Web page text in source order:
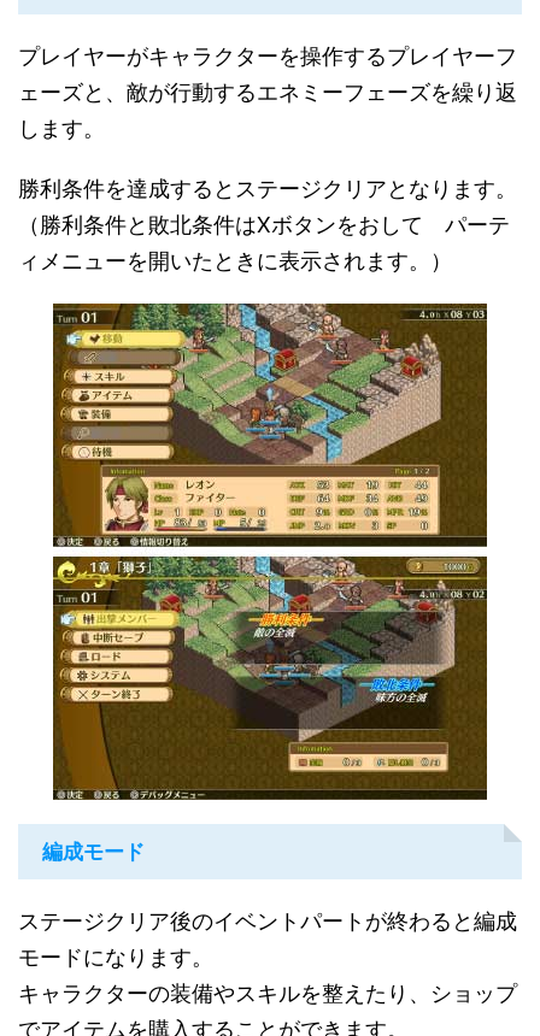
プレイヤーがキャラクターを操作するプレイヤーフ
ェーズと、敵が行動するエネミーフェーズを繰り返
します。
勝利条件を達成するとステージクリアとなります。
（勝利条件と敗北条件はXボタンをおして パーテ
ィメニューを開いたときに表示されます。）
編成モード
ステージクリア後のイベントパートが終わると編成
モードになります。
キャラクターの装備やスキルを整えたり、ショップ
でアイテムを購入することができます。